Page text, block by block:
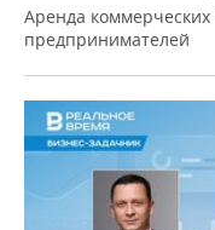
Аренда
предпринимателей